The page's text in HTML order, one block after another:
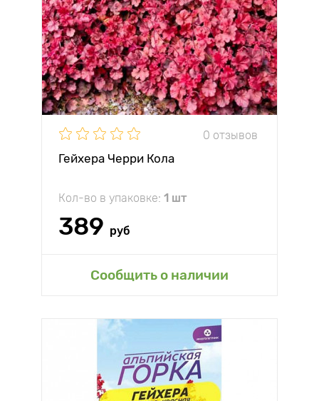
0 отзывов
Гейхера Черри Кола
Кол-во в упаковке: 1 шт
389 руб
Сообщить о наличии